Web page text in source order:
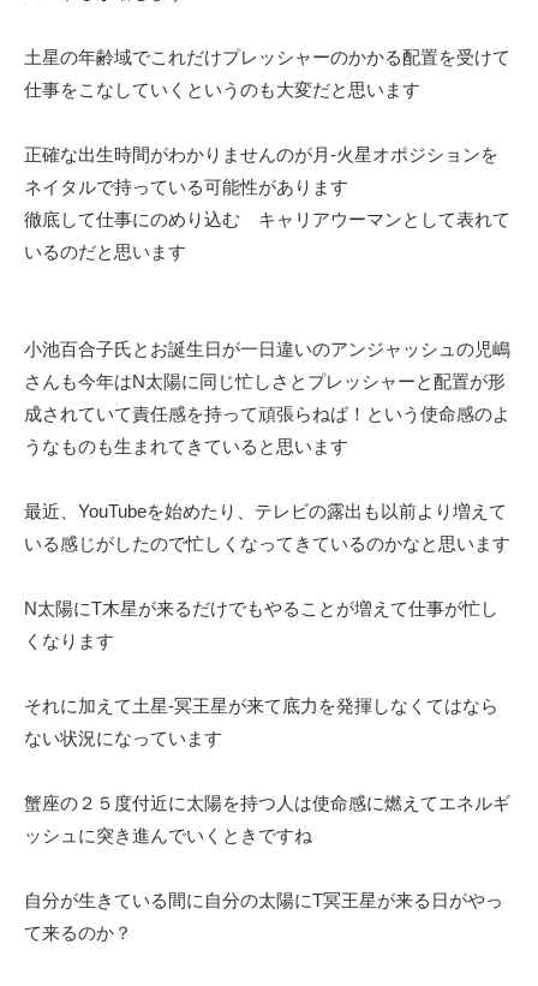
土星の年齢域でこれだけプレッシャーのかかる配置を受けて
仕事をこなしていくというのも大変だと思います
正確な出生時間がわかりませんのが月-火星オポジションを
ネイタルで持っている可能性があります
徹底して仕事にのめり込む キャリアウーマンとして表れて
いるのだと思います
小池百合子氏とお誕生日が一日違いのアンジャッシュの児嶋
さんも今年はN太陽に同じ忙しさとプレッシャーと配置が形
成されていて責任感を持って頑張らねば！という使命感のよ
うなものも生まれてきていると思います
最近、YouTubeを始めたり、テレビの露出も以前より増えて
いる感じがしたので忙しくなってきているのかなと思います
N太陽にT木星が来るだけでもやることが増えて仕事が忙し
くなります
それに加えて土星-冥王星が来て底力を発揮しなくてはなら
ない状況になっています
蟹座の２５度付近に太陽を持つ人は使命感に燃えてエネルギ
ッシュに突き進んでいくときですね
自分が生きている間に自分の太陽にT冥王星が来る日がやっ
て来るのか？